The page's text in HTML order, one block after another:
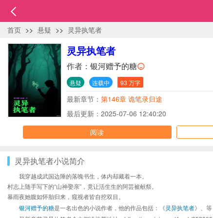
首页 >> 悬疑 >> 灵异执笔者
灵异执笔者
作者： 银河赠予的糖
悬疑 连载中 93 万字
最新章节： 第146章 诡笔录归途
最后更新：2025-07-06 12:40:20
阅读
灵异执笔者小说简介
我穿越成武国边陲的落魄书生，体内却藏着一本。
村志上随手写下的“山神娶亲”，竟让活生生的阿芸被献祭。
暴雨夜她腹如怀胎归来，窥视者皆自挖双目。
银河赠予的糖是一名出色的小说作者，他的作品包括：《灵异执笔者》、